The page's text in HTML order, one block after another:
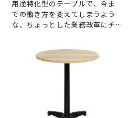
用途特化型のテーブルで、今ま
での働き方を変えてしまうよう
な、ちょっとした業務改革にチ